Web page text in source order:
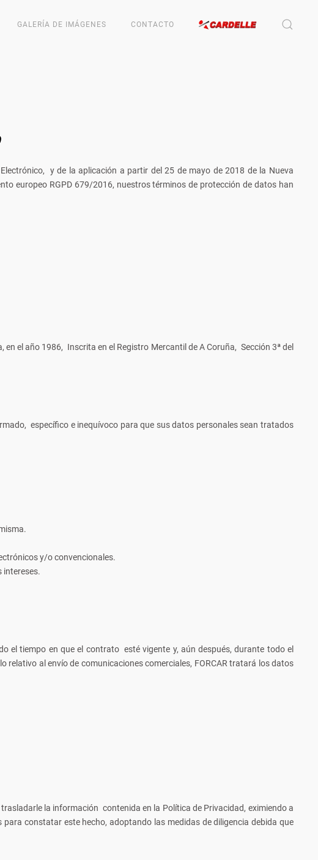
GALERÍA DE IMÁGENES CONTACTO
y de la aplicación a partir del 25 de mayo de 2018 de la Nueva
europeo RGPD 679/2016, nuestros términos de protección de datos han
el año 1986, Inscrita en el Registro Mercantil de A Coruña, Sección 3ª del
específico e inequívoco para que sus datos personales sean tratados
y/o convencionales.
intereses.
el tiempo en que el contrato esté vigente y, aún después, durante todo el
al envío de comunicaciones comerciales, FORCAR tratará los datos
la información contenida en la Política de Privacidad, eximiendo a
constatar este hecho, adoptando las medidas de diligencia debida que